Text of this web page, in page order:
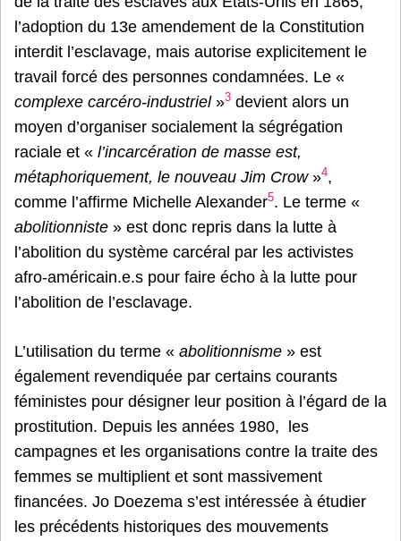
l’adoption du 13e amendement de la Constitution
interdit l’esclavage, mais autorise explicitement le
travail forcé des personnes condamnées. Le «
complexe carcéro-industriel»3 devient alors un
moyen d’organiser socialement la ségrégation
raciale et « l’incarcération de masse est,
métaphoriquement, le nouveau Jim Crow »4,
comme l’affirme Michelle Alexander5. Le terme «
abolitionniste » est donc repris dans la lutte à
l’abolition du système carcéral par les activistes
afro-américain.e.s pour faire écho à la lutte pour
l’abolition de l’esclavage.
L’utilisation du terme « abolitionnisme » est
également revendiquée par certains courants
féministes pour désigner leur position à l’égard de la
prostitution. Depuis les années 1980, les
campagnes et les organisations contre la traite des
femmes se multiplient et sont massivement
financées. Jo Doezema s’est intéressée à étudier
les précédents historiques des mouvements